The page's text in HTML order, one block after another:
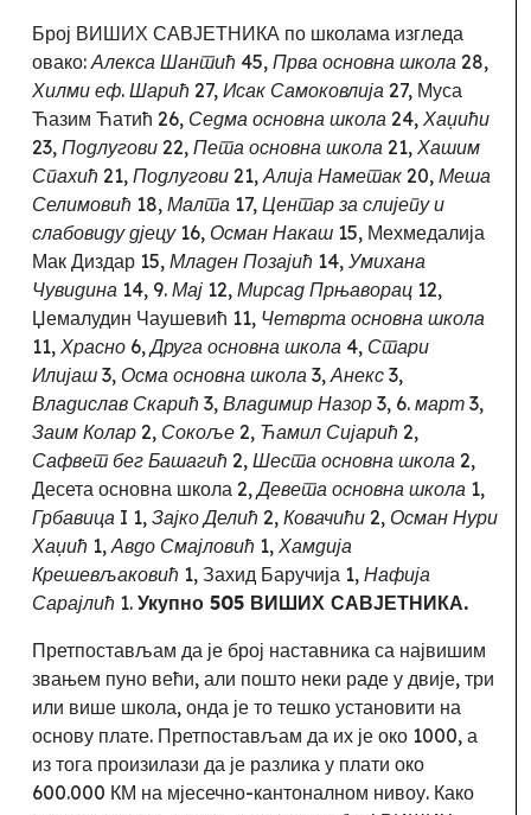
Број ВИШИХ САВЈЕТНИКА по школама изгледа
овако:Алекса Шантић 45, Прва основна школа 28,
Хилми еф. Шарић 27, Исак Самоковлија 27, Муса
Ћазим Ћатић 26, Седма основна школа 24, Хаџићи
23, Подлугови 22, Пета основна школа 21, Хашим
Спахић 21, Подлугови 21,Алија Наметак 20, Меша
Селимовић 18, Малта 17, Центар за слијепу и
слабовиду дјецу16, Осман Накаш 15, Мехмедалија
Мак Диздар 15, Младен Позајић 14, Умихана
Чувидина 14, 9. Мај 12, Мирсад Прњаворац 12,
Џемалудин Чаушевић 11, Четврта основна школа
11, Храсно 6,Друга основна школа 4, Стари
Илијаш 3, Осма основна школа 3,Анекс 3,
Владислав Скарић 3, Владимир Назор 3, 6. март 3,
Заим Колар 2, Сокоље 2, Ћамил Сијарић 2,
Сафвет бег Башагић 2, Шеста основна школа 2,
Десета основна школа 2,Девета основна школа 1,
Грбавица I 1, Зајко Делић 2, Ковачићи 2, Осман Нури
Хаџић 1,Авдо Смајловић 1, Хамдија
Крешевљаковић 1, Захид Баручија 1, Нафија
Сарајлић 1. Укупно 505 ВИШИХ САВЈЕТНИКА.
Претпостављам да је број наставника са највишим
звањем пуно већи, али пошто неки раде у двије, три
или више школа, онда је то тешко установити на
основу плате. Претпостављам да их је око 1000, а
из тога произилази да је разлика у плати око
600.000 КМ на мјесечно-кантоналном нивоу. Како